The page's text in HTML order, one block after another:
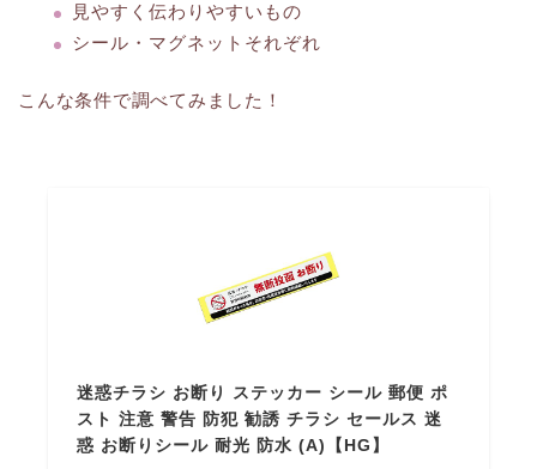
見やすく伝わりやすいもの
シール・マグネットそれぞれ
こんな条件で調べてみました！
迷惑チラシ お断り ステッカー シール 郵便 ポ
スト 注意 警告 防犯 勧誘 チラシ セールス 迷
惑 お断りシール 耐光 防水 (A)【HG】